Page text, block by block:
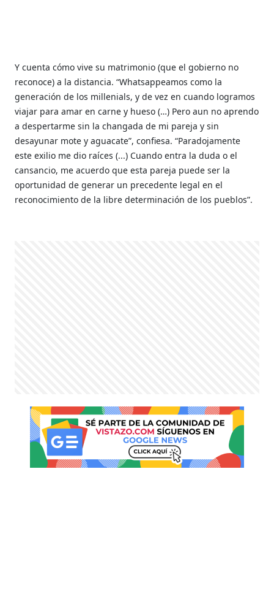
Y cuenta cómo vive su matrimonio (que el gobierno no
reconoce) a la distancia. “Whatsappeamos como la
generación de los millenials, y de vez en cuando logramos
viajar para amar en carne y hueso (…) Pero aun no aprendo
a despertarme sin la changada de mi pareja y sin
desayunar mote y aguacate”, confiesa. “Paradojamente
este exilio me dio raíces (...) Cuando entra la duda o el
cansancio, me acuerdo que esta pareja puede ser la
oportunidad de generar un precedente legal en el
reconocimiento de la libre determinación de los pueblos”.